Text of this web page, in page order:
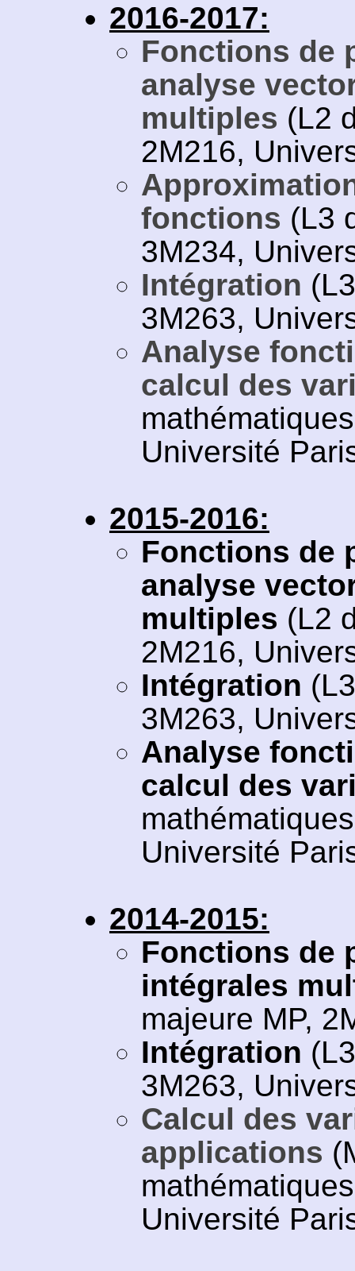
2016-2017:
Fonctions de
analyse
multiples (L2
2M216,
fonctions (L3
3M234,
Intégration
3M263,
Analyse
calcul des
Université
2015-2016:
Fonctions de
analyse
multiples (L2
2M216,
Intégration
3M263,
Analyse
calcul des
Université
2014-2015:
Fonctions de
intégrales
majeure MP,
Intégration
3M263,
Calcul des
applications
Université